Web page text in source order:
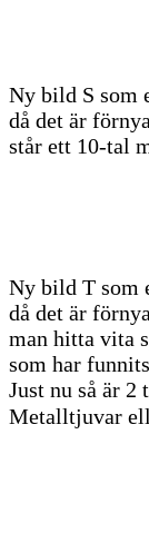
Ny bild S som
då det är
står ett 10-tal
Ny bild T som
då det är
man hitta vita
som har
Just nu så är 2
Metalltjuvar